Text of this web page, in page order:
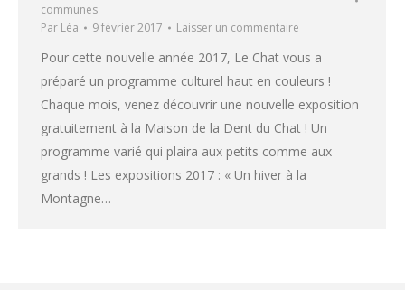
communes
Par Léa 9 février 2017 Laisser un commentaire
Pour cette nouvelle année 2017, Le Chat vous a
préparé un programme culturel haut en couleurs !
Chaque mois, venez découvrir une nouvelle exposition
gratuitement à la Maison de la Dent du Chat ! Un
programme varié qui plaira aux petits comme aux
grands ! Les expositions 2017 : « Un hiver à la
Montagne…